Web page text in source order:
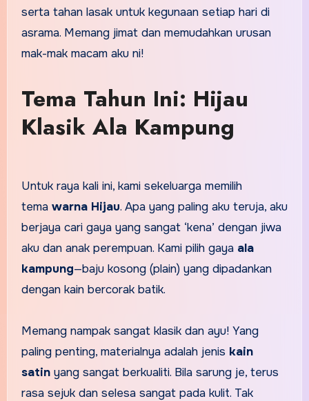
serta tahan lasak untuk kegunaan setiap hari di
asrama. Memang jimat dan memudahkan urusan
mak-mak macam aku ni!
Tema Tahun Ini: Hijau
Klasik Ala Kampung
Untuk raya kali ini, kami sekeluarga memilih
tema warna Hijau. Apa yang paling aku teruja, aku
berjaya cari gaya yang sangat ‘kena’ dengan jiwa
aku dan anak perempuan. Kami pilih gaya ala
kampung—baju kosong (plain) yang dipadankan
dengan kain bercorak batik.
Memang nampak sangat klasik dan ayu! Yang
paling penting, materialnya adalah jenis kain
satinyang sangat berkualiti. Bila sarung je, terus
rasa sejuk dan selesa sangat pada kulit. Tak